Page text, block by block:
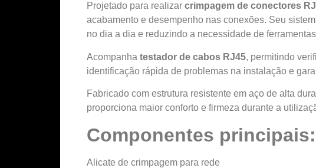
Projetado para realizar crimpagem de conectores
acabamento e desempenho nas conexões. Seu
no dia a dia e reduzindo a necessidade de
Acompanha testador de cabos RJ45, permitindo
identificação rápida de problemas na instalação e
Fabricado com estrutura resistente em aço de alta
proporciona maior conforto e firmeza durante a
Componentes principais:
Alicate de crimpagem para rede